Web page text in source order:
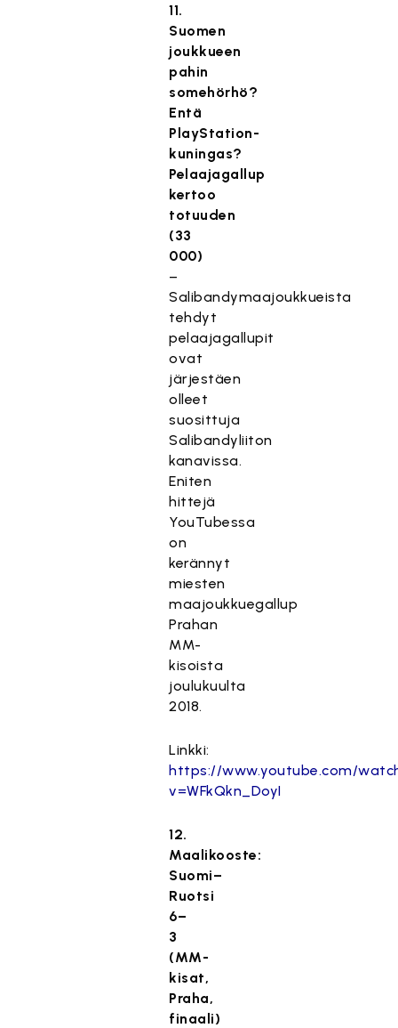
11.
Suomen
joukkueen
pahin
somehörhö?
Entä
PlayStation-
kuningas?
Pelaajagallup
kertoo
totuuden
(33
000)
–
Salibandymaajoukkueista
tehdyt
pelaajagallupit
ovat
järjestäen
olleet
suosittuja
Salibandyliiton
kanavissa.
Eniten
hittejä
YouTubessa
on
kerännyt
miesten
maajoukkuegallup
Prahan
MM-
kisoista
joulukuulta
2018.
Linkki:
https://www.youtube.com/
v=WFkQkn_DoyI
12.
Maalikooste:
Suomi–
Ruotsi
6–
3
(MM-
kisat,
Praha,
finaali)